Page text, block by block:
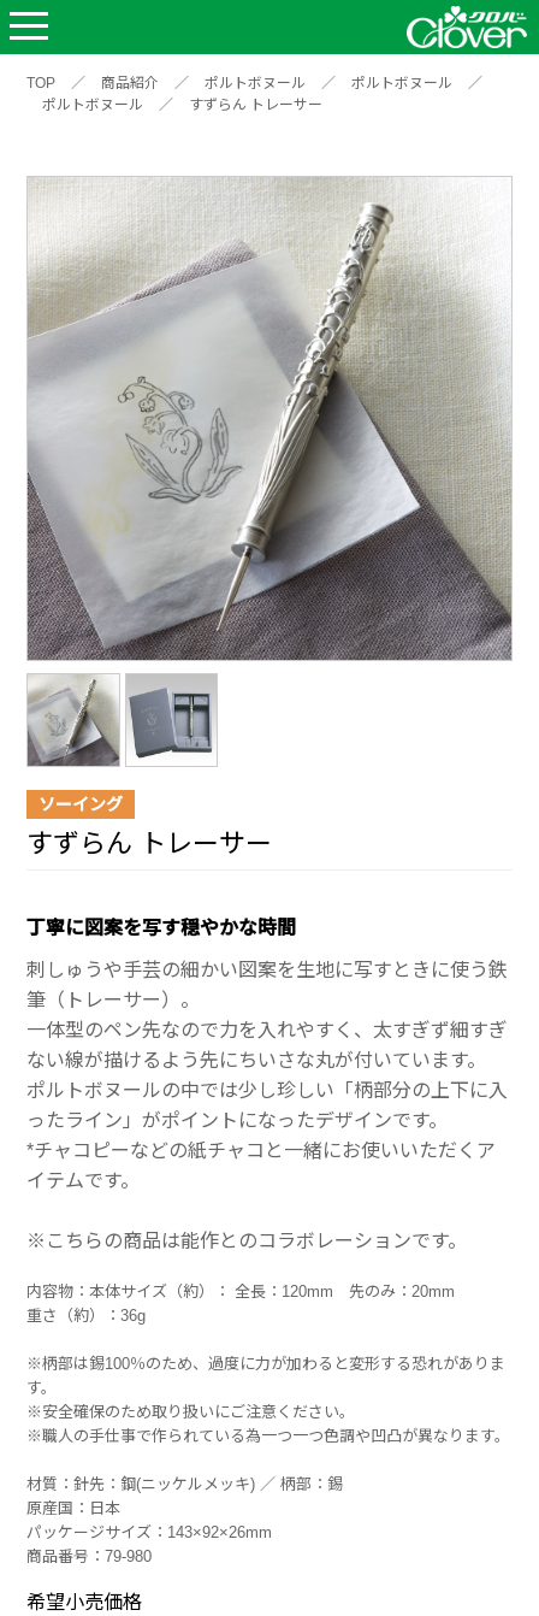
TOP ／ 商品紹介 ／ ポルトボヌール ／ ポルトボヌール
／
ポルトボヌール
／ すずらん トレーサー
ソーイング
すずらん トレーサー
丁寧に図案を写す穏やかな時間
刺しゅうや手芸の細かい図案を生地に写すときに使う鉄
筆（トレーサー）。
一体型のペン先なので力を入れやすく、太すぎず細すぎ
ない線が描けるよう先にちいさな丸が付いています。
ポルトボヌールの中では少し珍しい「柄部分の上下に入
ったライン」がポイントになったデザインです。
*チャコピーなどの紙チャコと一緒にお使いいただくア
イテムです。
※こちらの商品は能作とのコラボレーションです。
内容物：本体サイズ（約）： 全長：120mm 先のみ：20mm
重さ（約）：36g
※柄部は錫100％のため、過度に力が加わると変形する恐れがありま
す。
※安全確保のため取り扱いにご注意ください。
※職人の手仕事で作られている為一つ一つ色調や凹凸が異なります。
材質：針先：鋼(ニッケルメッキ) ／ 柄部：錫
原産国：日本
パッケージサイズ：143×92×26mm
商品番号：79-980
希望小売価格